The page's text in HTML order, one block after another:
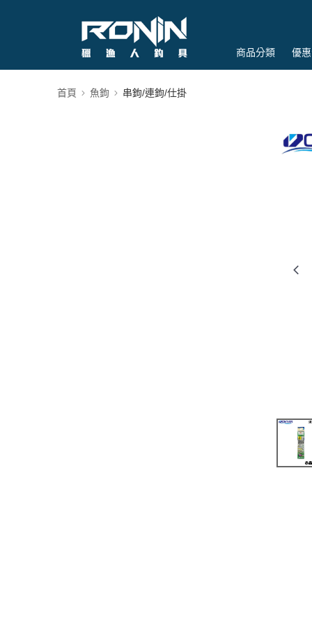
商品分類 優
首頁 魚鉤 串鉤/連鉤/仕掛